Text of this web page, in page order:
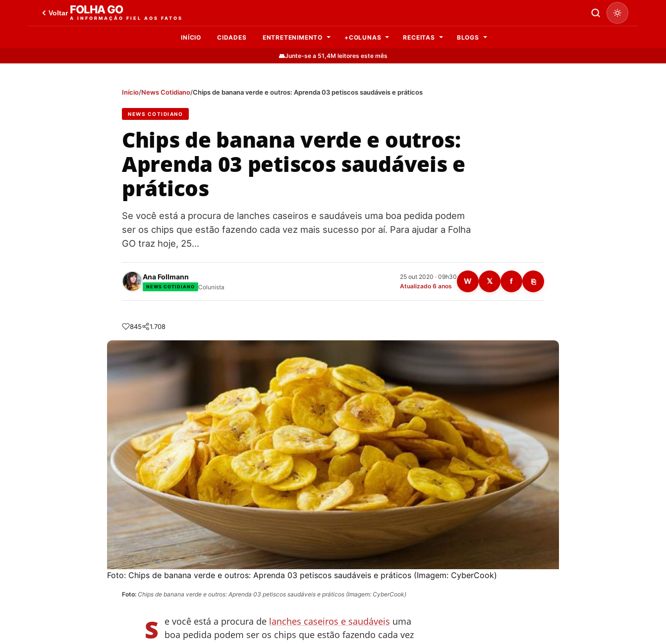
Voltar FOLHA GO
A INFORMAÇÃO FIEL AOS FATOS
INÍCIO CIDADES ENTRETENIMENTO +COLUNAS RECEITAS BLOGS
👥Junte-se a 51,4M leitores este mês
Início/News Cotidiano/Chips de banana verde e outros: Aprenda 03 petiscos saudáveis e práticos
NEWS COTIDIANO
Chips de banana verde e outros:
Aprenda 03 petiscos saudáveis e
práticos
Se você está a procura de lanches caseiros e saudáveis uma boa pedida podem
ser os chips que estão fazendo cada vez mais sucesso por aí. Para ajudar a Folha
GO traz hoje, 25…
Ana Follmann
NEWS COTIDIANO Colunista
25 out 2020 · 09h30
Atualizado 6 anos
W 𝕏 f ⎘
845 1.708
Foto: Chips de banana verde e outros: Aprenda 03 petiscos saudáveis e práticos (Imagem: CyberCook)
Foto: Chips de banana verde e outros: Aprenda 03 petiscos saudáveis e práticos (Imagem: CyberCook)
S e você está a procura de lanches caseiros e saudáveis uma
boa pedida podem ser os chips que estão fazendo cada vez